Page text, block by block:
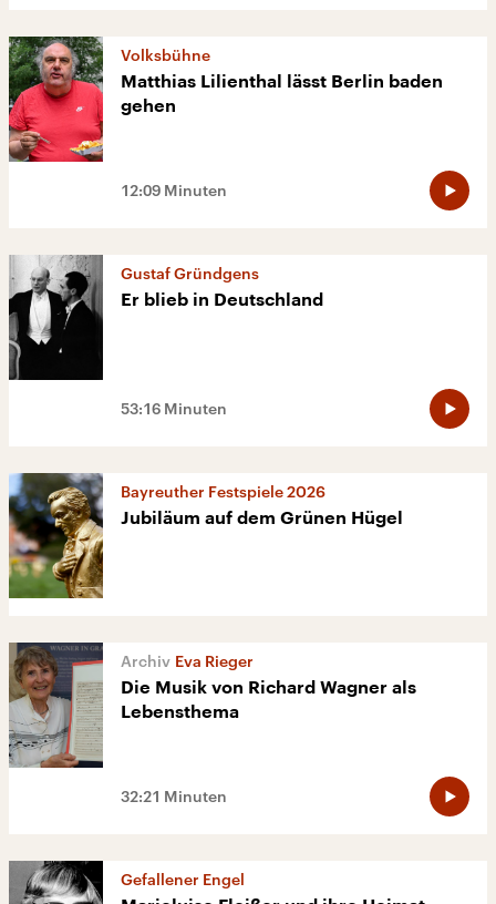
Volksbühne
Matthias Lilienthal lässt Berlin baden
gehen
12:09 Minuten
Gustaf Gründgens
Er blieb in Deutschland
53:16 Minuten
Bayreuther Festspiele 2026
Jubiläum auf dem Grünen Hügel
Eva Rieger
Die Musik von Richard Wagner als
Lebensthema
32:21 Minuten
Gefallener Engel